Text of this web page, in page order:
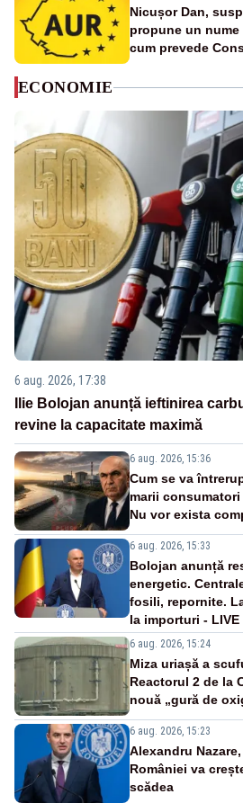
Nicușor Dan,
propune un
cum prevede
ECONOMIE
6 aug. 2026, 17:38
Ilie Bolojan anunță ieftinirea
revine la capacitate maximă
6 aug. 2026, 15:36
Cum se va
marii
Nu vor exista
6 aug. 2026, 15:33
Bolojan anunță
energetic.
fosili, repornite.
la importuri - LIVE
6 aug. 2026, 15:24
Miza uriașă a
Reactorul 2 de la
nouă „gură de
6 aug. 2026, 15:23
Alexandru
României va
scădea